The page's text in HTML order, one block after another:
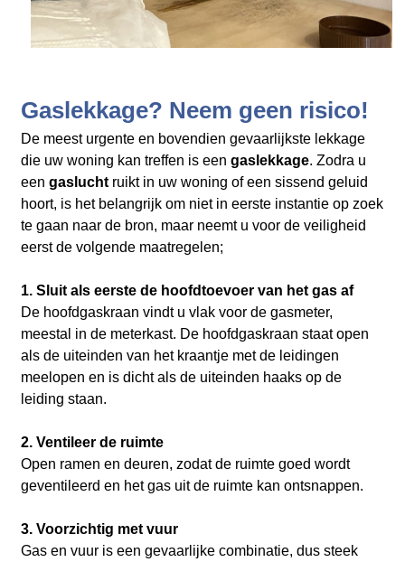
Gaslekkage? Neem geen risico!
De meest urgente en bovendien gevaarlijkste lekkage
die uw woning kan treffen is een gaslekkage. Zodra u
een gasluchtruikt in uw woning of een sissend geluid
hoort, is het belangrijk om niet in eerste instantie op zoek
te gaan naar de bron, maar neemt u voor de veiligheid
eerst de volgende maatregelen;
1. Sluit als eerste de hoofdtoevoer van het gas af
De hoofdgaskraan vindt u vlak voor de gasmeter,
meestal in de meterkast. De hoofdgaskraan staat open
als de uiteinden van het kraantje met de leidingen
meelopen en is dicht als de uiteinden haaks op de
leiding staan.
2. Ventileer de ruimte
Open ramen en deuren, zodat de ruimte goed wordt
geventileerd en het gas uit de ruimte kan ontsnappen.
3. Voorzichtig met vuur
Gas en vuur is een gevaarlijke combinatie, dus steek